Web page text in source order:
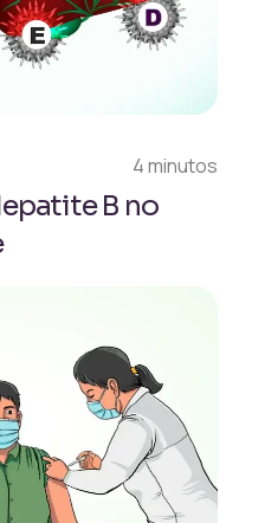
4 minutos
B no